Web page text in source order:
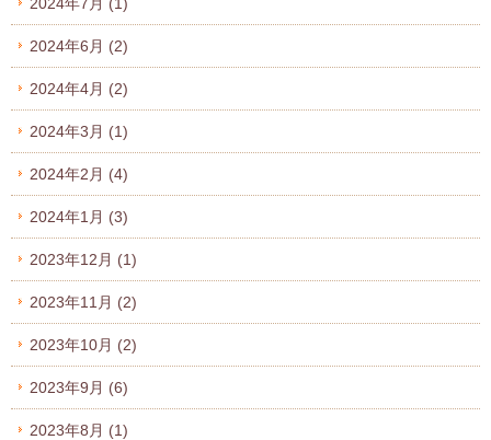
2024年6月 (2)
2024年4月 (2)
2024年3月 (1)
2024年2月 (4)
2024年1月 (3)
2023年12月 (1)
2023年11月 (2)
2023年10月 (2)
2023年9月 (6)
2023年8月 (1)